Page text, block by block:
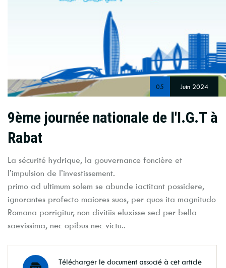
05 Juin 2024
9ème journée nationale de l'I.G.T à
Rabat
La sécurité hydrique, la gouvernance foncière et
l’impulsion de l’investissement.
primo ad ultimum solem se abunde iactitant possidere,
ignorantes profecto maiores suos, per quos ita magnitudo
Romana porrigitur, non divitiis eluxisse sed per bella
saevissima, nec opibus nec victu..
Télécharger le document associé à cet article